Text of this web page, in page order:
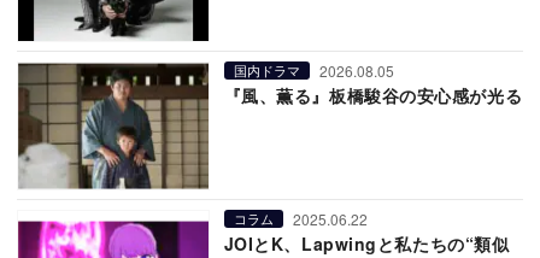
国内ドラマ 2026.08.05
『風、薫る』板橋駿谷の安心感が光る
コラム 2025.06.22
JOIとK、Lapwingと私たちの“類似